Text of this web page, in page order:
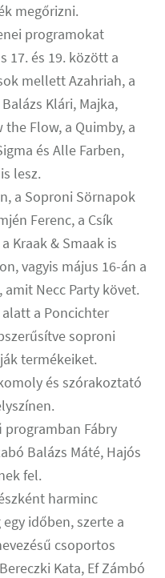
megőrizni.
programokat
17. és 19. között a
mellett Azahriah, a
Klári, Majka,
Flow, a Quimby, a
és Alle Farben,
lesz.
a Soproni Sörnapok
Ferenc, a Csík
Kraak & Smaak is
vagyis május 16-án a
Necc Party követ.
a Poncichter
soproni
termékeiket.
és szórakoztató
Fábry
Balázs Máté, Hajós
fel.
harminc
időben, szerte a
csoportos
Kata, Ef Zámbó